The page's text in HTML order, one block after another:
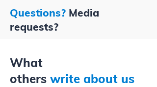
Questions? Media
requests?
What
others write about us